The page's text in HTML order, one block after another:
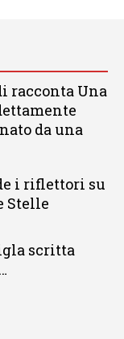
racconta Una
da una
i riflettori su
Stelle
scritta